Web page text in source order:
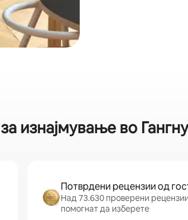
изнајмување во
Потврдени рецензии од
Над 73.630 проверени
помогнат да изберете